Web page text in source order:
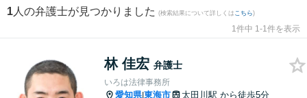
1 人の弁護士が見つかりました (検索結果について詳しくは こちら)
1件中 1-1件を表示
林 佳宏 弁護士
いろは法律事務所
愛知県|東海市 太田川駅 から徒歩5分